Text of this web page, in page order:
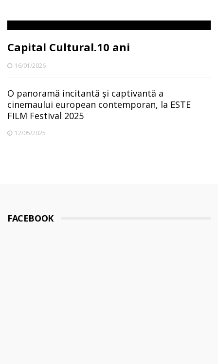
Capital Cultural.10 ani
16/01/2026
O panoramă incitantă și captivantă a
cinemaului european contemporan, la ESTE
FILM Festival 2025
12/05/2025
FACEBOOK